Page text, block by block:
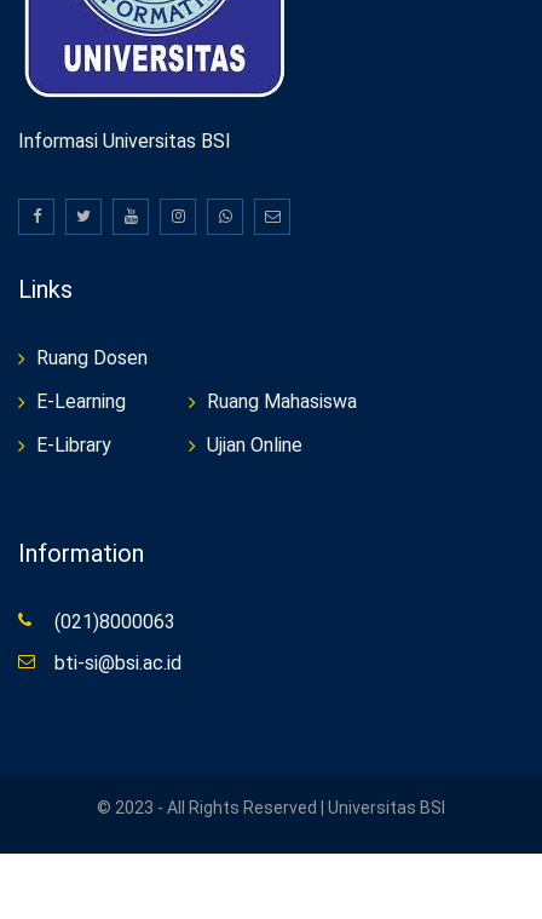
Informasi Universitas BSI
Links
Ruang Dosen
E-Learning
E-Library
Ruang Mahasiswa
Ujian Online
Information
(021)8000063
bti-si@bsi.ac.id
© 2023 - All Rights Reserved | Universitas BSI